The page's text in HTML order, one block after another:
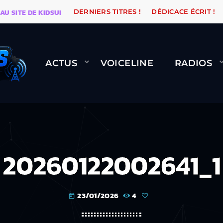
KIDSUNE WARÉTRO ORANGE ROAD QUI
DERNIERS TITRES ! DÉDICACE ÉCRIT !
ACTUS VOICELINE RADIOS
20260122002641_1
today 23/01/2026 4